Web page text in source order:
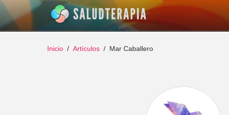
Inicio Artículos Mar Caballero